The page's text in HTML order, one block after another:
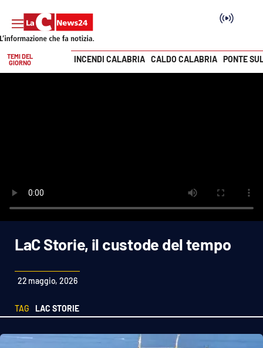
Economia e lavoro
Italia Mondo
Sanità
Sport
Cultura
Vai
TEMI DEL
GIORNO
INCENDI CALABRIA CALDO CALABRIA PONTE
LaC Storie, il custode del tempo
22 maggio, 2026
TAG LAC STORIE